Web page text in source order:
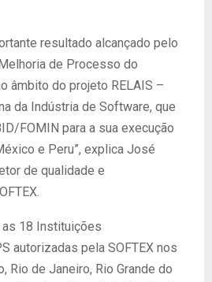
resultado alcançado pelo
de Processo do
âmbito do projeto RELAIS –
da Indústria de Software, que
FOMIN para a sua execução
e Peru”, explica José
de qualidade e
18 Instituições
autorizadas pela SOFTEX nos
Rio de Janeiro, Rio Grande do